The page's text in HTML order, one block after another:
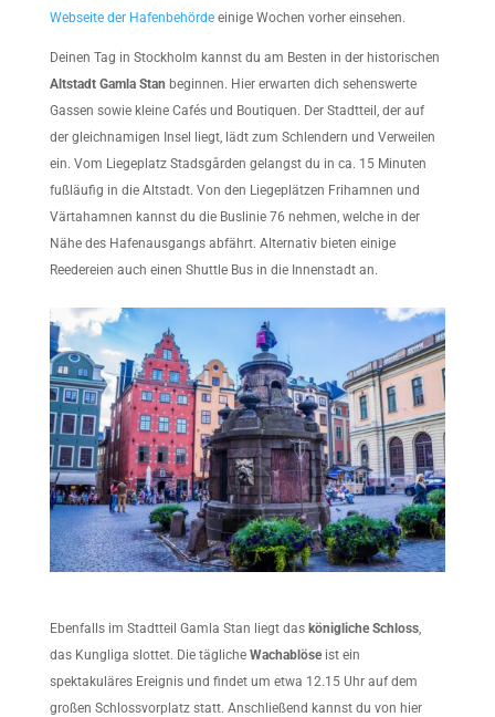
Webseite der Hafenbehördeeinige Wochen vorher einsehen.
Deinen Tag in Stockholm kannst du am Besten in der historischen
Altstadt Gamla Stan beginnen. Hier erwarten dich sehenswerte
Gassen sowie kleine Cafés und Boutiquen. Der Stadtteil, der auf
der gleichnamigen Insel liegt, lädt zum Schlendern und Verweilen
ein. Vom Liegeplatz Stadsgården gelangst du in ca. 15 Minuten
fußläufig in die Altstadt. Von den Liegeplätzen Frihamnen und
Värtahamnen kannst du die Buslinie 76 nehmen, welche in der
Nähe des Hafenausgangs abfährt. Alternativ bieten einige
Reedereien auch einen Shuttle Bus in die Innenstadt an.
Ebenfalls im Stadtteil Gamla Stan liegt das königliche Schloss,
das Kungliga slottet. Die tägliche Wachablöseist ein
spektakuläres Ereignis und findet um etwa 12.15 Uhr auf dem
großen Schlossvorplatz statt. Anschließend kannst du von hier